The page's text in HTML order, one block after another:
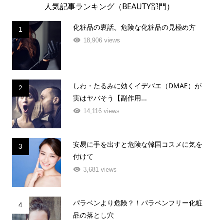
人気記事ランキング（BEAUTY部門）
1 化粧品の裏話。危険な化粧品の見極め方
18,906 views
2
しわ・たるみに効くイデバエ（DMAE）が
実はヤバそう【副作用...
14,116 views
3
安易に手を出すと危険な韓国コスメに気を
付けて
3,681 views
4
パラベンより危険？！パラベンフリー化粧
品の落とし穴